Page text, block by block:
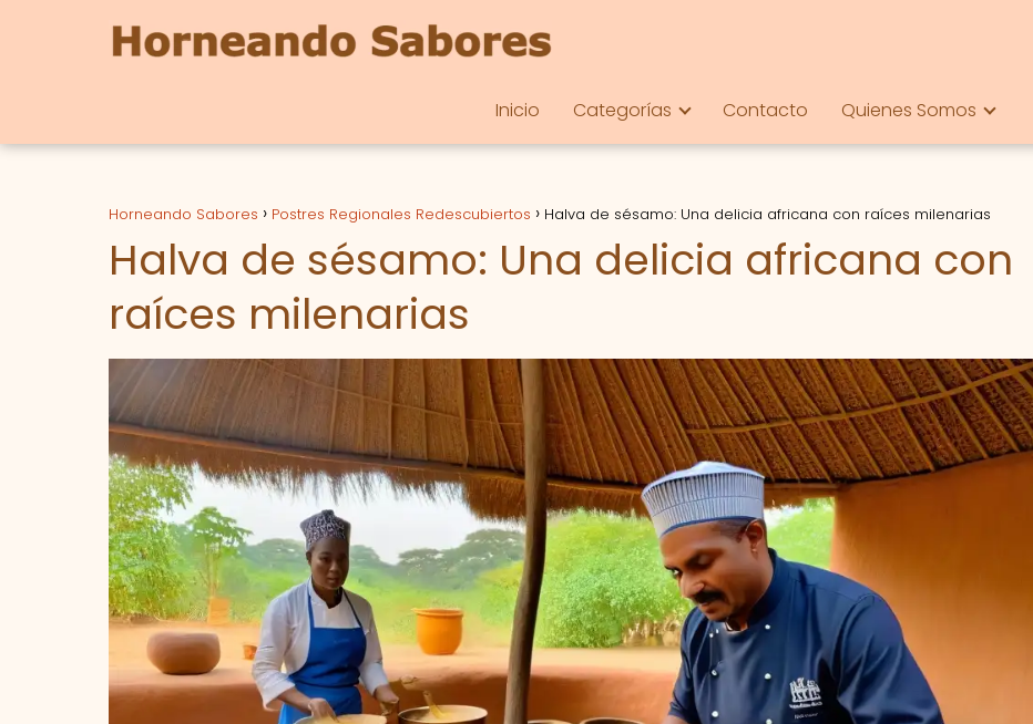
Inicio Categorías Contacto Quienes Somos
Horneando Sabores Postres Regionales Redescubiertos Halva de sésamo: Una delicia africana con raíces milenarias
Halva de sésamo: Una delicia africana con
raíces milenarias